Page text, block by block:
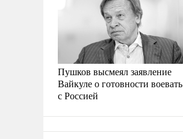
Пушков высмеял заявление
Вайкуле о готовности воевать
с Россией